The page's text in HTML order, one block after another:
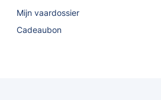
Mijn vaardossier
Cadeaubon